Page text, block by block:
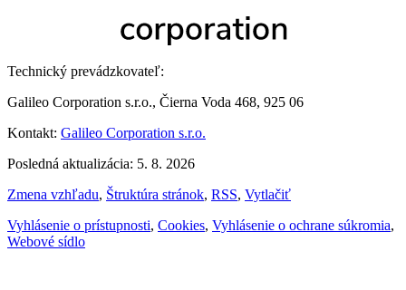
Technický prevádzkovateľ:
Galileo Corporation s.r.o., Čierna Voda 468, 925 06
Kontakt: Galileo Corporation s.r.o.
Posledná aktualizácia: 5. 8. 2026
Zmena vzhľadu, Štruktúra stránok, RSS, Vytlačiť
Vyhlásenie o prístupnosti, Cookies, Vyhlásenie o ochrane súkromia,
Webové sídlo